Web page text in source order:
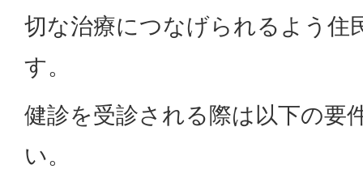
切な治療につなげられるよう住
す。
健診を受診される際は以下の要
い。